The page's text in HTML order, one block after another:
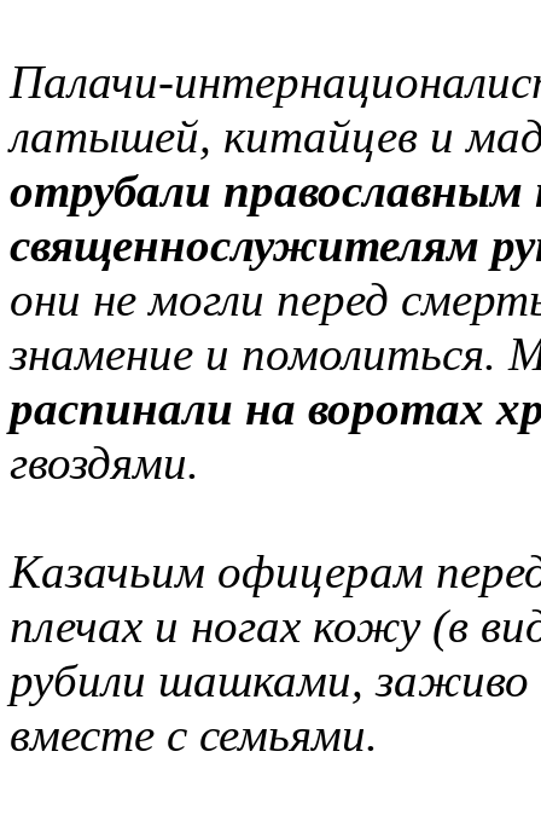
Палачи-
латышей, китайцев и
отрубали православным
священнослужителям
они не могли перед
знамение и помолиться.
распинали на воротах
гвоздями.
Казачьим офицерам
плечах и ногах кожу (в
рубили шашками, заживо
вместе с семьями.